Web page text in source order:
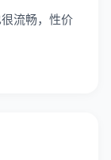
流畅，性价